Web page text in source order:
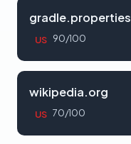
gradle.properties
US 90/100
wikipedia.org
US 70/100